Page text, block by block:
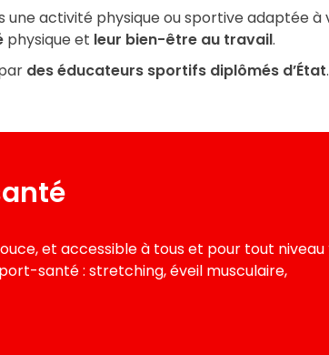
activité physique ou sportive adaptée à
physique et leur bien-être au travail.
des éducateurs sportifs diplômés d’État.
et accessible à tous et pour tout niveau
santé : stretching, éveil musculaire,